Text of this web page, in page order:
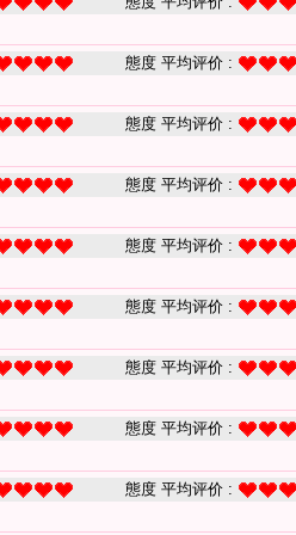
態度 平均评价 :
態度 平均评价 :
態度 平均评价 :
態度 平均评价 :
態度 平均评价 :
態度 平均评价 :
態度 平均评价 :
態度 平均评价 :